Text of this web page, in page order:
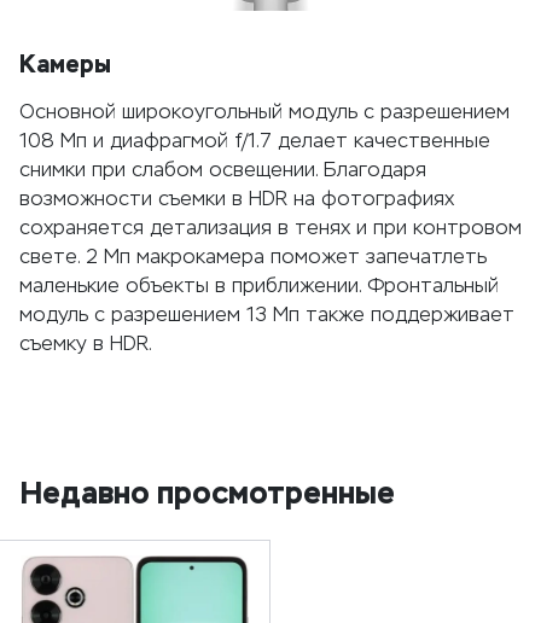
Камеры
Основной широкоугольный модуль с разрешением
108 Мп и диафрагмой f/1.7 делает качественные
снимки при слабом освещении. Благодаря
возможности съемки в HDR на фотографиях
сохраняется детализация в тенях и при контровом
свете. 2 Мп макрокамера поможет запечатлеть
маленькие объекты в приближении. Фронтальный
модуль с разрешением 13 Мп также поддерживает
съемку в HDR.
Недавно просмотренные